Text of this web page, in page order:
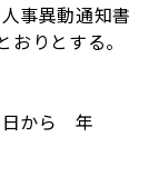
事異動通知書
りとする。
から 年